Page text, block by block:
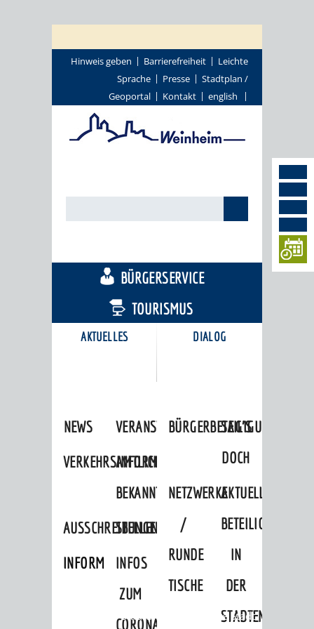
Hinweis geben Barrierefreiheit
Leichte
Sprache
Presse
Stadtplan /
Geoportal
Kontakt english
AKTUELLES
NEWS
VERANSTALTUNGSKALENDER
VERKEHRSINFORMATIONEN
AMTLICHE
BEKANNTMACHUNGEN
AUSSCHREIBUNGEN
INFORMATIONSPFLICHTEN
STELLENANGEBOTE
INFOS
ZUM
CORONAVIRUS
DIALOG
BÜRGERBETEILIGUNG
SAG'S
DOCH
NETZWERKE
/
RUNDE
TISCHE
AKTUELLE
BETEILIGUNGEN
IN
DER
BÜRGERSERVICE
TOURISMUS
KARRIEREPORTAL
»Stadtthemen
Unsere Stadt